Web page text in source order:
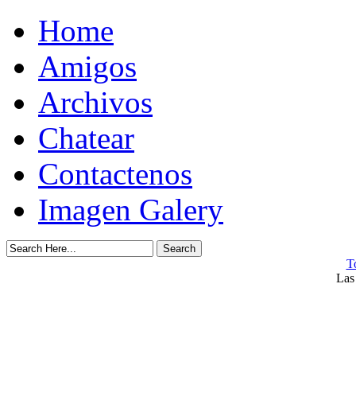
Home
Amigos
Archivos
Chatear
Contactenos
Imagen Galery